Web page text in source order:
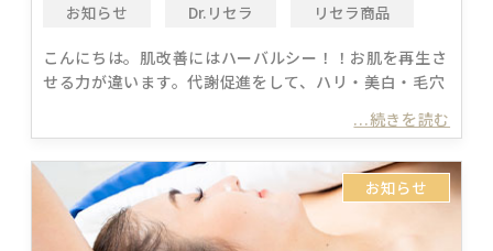
お知らせ Dr.リセラ リセラ商品
こんにちは。肌改善にはハーバルシー！！お肌を再生さ
せる力が違います。代謝促進をして、ハリ・美白・毛穴
...続きを読む
お知らせ